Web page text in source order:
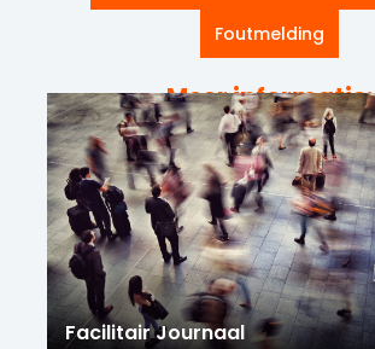
Foutmelding
Meer informatie:
Facilitair Journaal